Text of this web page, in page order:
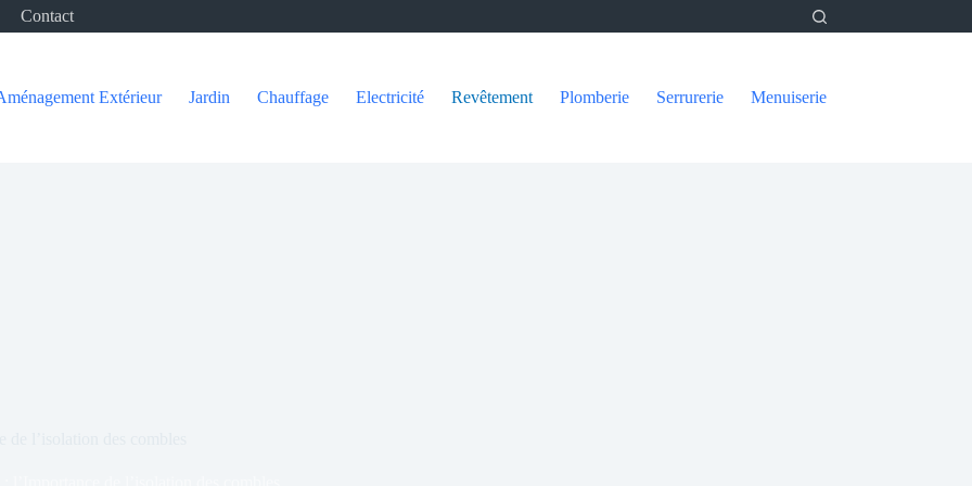
Contact
Extérieur Jardin Chauffage Electricité Revêtement Plomberie Serrurerie Menuiserie